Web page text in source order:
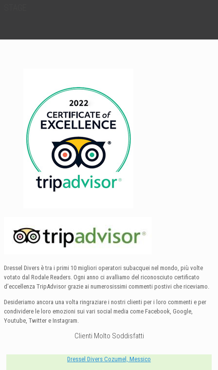
Dressel Divers è tra i primi 10 migliori operatori subacquei nel mondo, più volte
votato dal Rodale Readers. Ogni anno ci avalliamo del riconosciuto certificato
d’eccellenza TripAdvisor grazie ai numerosissimi commenti postivi che riceviamo.
Desideriamo ancora una volta ringraziare i nostri clienti per i loro commenti e per
condividere le loro emozioni sui vari social media come Facebook, Google,
Youtube, Twitter e Instagram.
Clienti Molto Soddisfatti
Dressel Divers Cozumel, Messico